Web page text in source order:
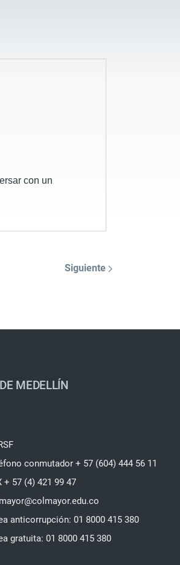
con un
Siguiente
MEDELLÍN
conmutador + 57 (604) 444 56 11
+ 57 (4) 421 99 47
anticorrupción: 01 8000 415 380
gratuita: 01 8000 415 380